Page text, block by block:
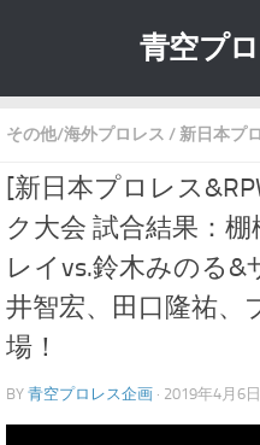
青空プ
その他/海外プロレス / 新日本プ
[新日本プロレス
ク大会 試合結果：
レイvs.鈴木みのる&
井智宏、田口隆祐、
場！
BY 青空プロレス企画 · 2019年4月6日